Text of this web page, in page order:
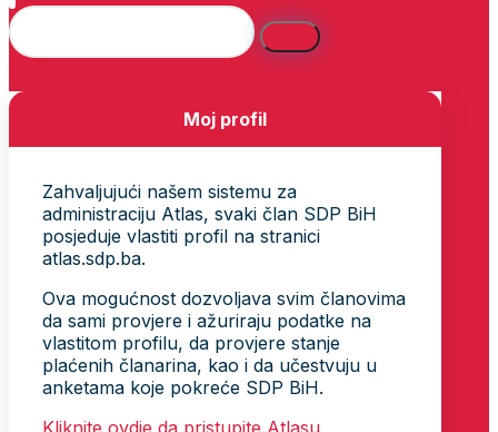
Moj profil
Zahvaljujući našem sistemu za
administraciju Atlas, svaki član SDP BiH
posjeduje vlastiti profil na stranici
atlas.sdp.ba.
Ova mogućnost dozvoljava svim članovima
da sami provjere i ažuriraju podatke na
vlastitom profilu, da provjere stanje
plaćenih članarina, kao i da učestvuju u
anketama koje pokreće SDP BiH.
Kliknite ovdje da pristupite Atlasu